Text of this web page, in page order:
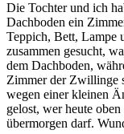
Die Tochter und ich
Dachboden ein
Teppich, Bett, Lampe
zusammen gesucht,
dem Dachboden,
Zimmer der Zwillinge
wegen einer kleinen
gelost, wer heute
übermorgen darf.